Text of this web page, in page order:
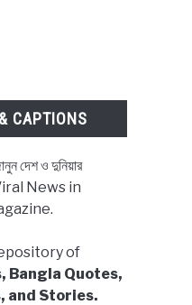
CAPTIONS
দেশ ও দুনিয়ার
News in
of
Bangla Quotes,
and Stories.